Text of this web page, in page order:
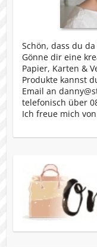
Schön, dass du
Gönne dir eine
Papier, Karten &
Produkte kannst
Email an
telefonisch über
Ich freue mich